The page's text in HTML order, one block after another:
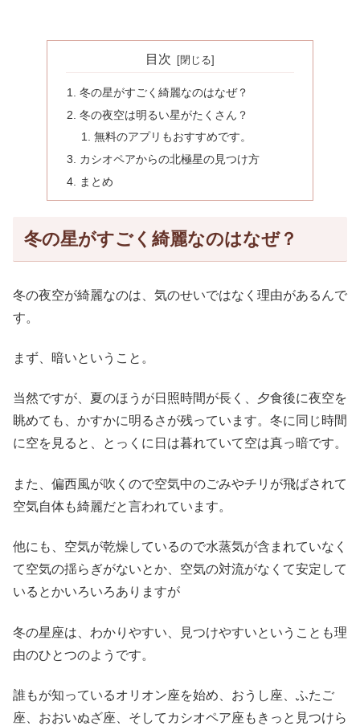
目次
冬の星がすごく綺麗なのはなぜ？
冬の夜空は明るい星がたくさん？
無料のアプリもおすすめです。
カシオペアからの北極星の見つけ方
まとめ
冬の星がすごく綺麗なのはなぜ？
冬の夜空が綺麗なのは、気のせいではなく理由があるんで
す。
まず、暗いということ。
当然ですが、夏のほうが日照時間が長く、夕食後に夜空を
眺めても、かすかに明るさが残っています。冬に同じ時間
に空を見ると、とっくに日は暮れていて空は真っ暗です。
また、偏西風が吹くので空気中のごみやチリが飛ばされて
空気自体も綺麗だと言われています。
他にも、空気が乾燥しているので水蒸気が含まれていなく
て空気の揺らぎがないとか、空気の対流がなくて安定して
いるとかいろいろありますが
冬の星座は、わかりやすい、見つけやすいということも理
由のひとつのようです。
誰もが知っているオリオン座を始め、おうし座、ふたご
座、おおいぬざ座、そしてカシオペア座もきっと見つけら